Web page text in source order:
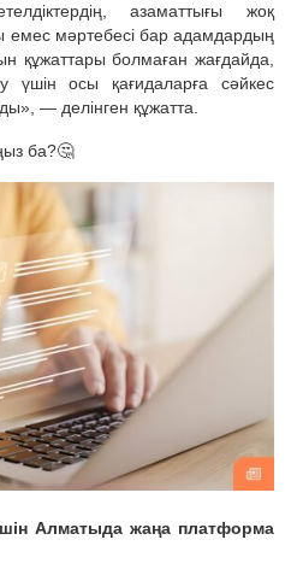
азаматтығы жоқ
емес мәртебесі бар адамдардың
құжаттары болмаған жағдайда,
үшін осы қағидаларға сәйкес
— делінген құжатта.
ба?🤔
Алматыда жаңа платформа